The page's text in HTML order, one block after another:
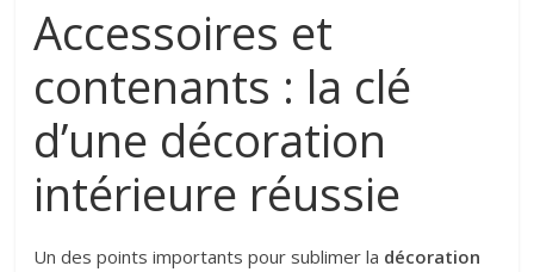
Accessoires et
contenants : la clé
d’une décoration
intérieure réussie
Un des points importants pour sublimer la décoration